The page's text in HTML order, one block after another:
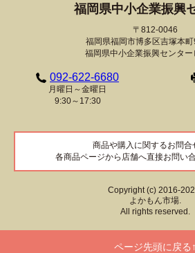
福岡県中小企業振興
〒812-0046
福岡県福岡市博多区吉塚本
福岡県中小企業振興センター
092-622-6680
月曜日～金曜日
9:30～17:30
商品や購入に関するお問合
各商品ページから店舗へ直接お問い
Copyright (c) 2016-
よかもん市場.
All rights reserved.
ページ先頭に戻る↑